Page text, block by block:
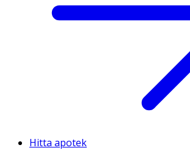
Hitta apotek